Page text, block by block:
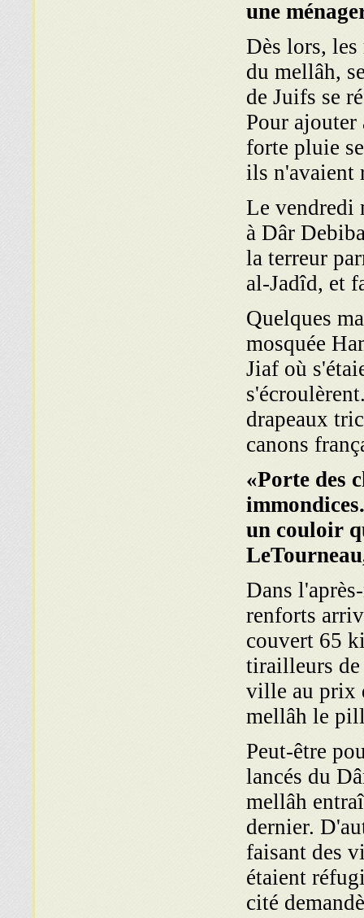
une
Dès lors, les
du mellâh,
de Juifs se
Pour ajouter
forte pluie
ils n'avaient
Le vendredi
à Dâr
la terreur
al-Jadîd, et
Quelques
mosquée
Jiaf où
drapeaux
canons
«Porte des
un couloir
Dans
renforts
couvert 65
tirailleurs
ville au prix
mellâh le
Peut-être
lancés du
mellâh
dernier.
faisant des
étaient
cité